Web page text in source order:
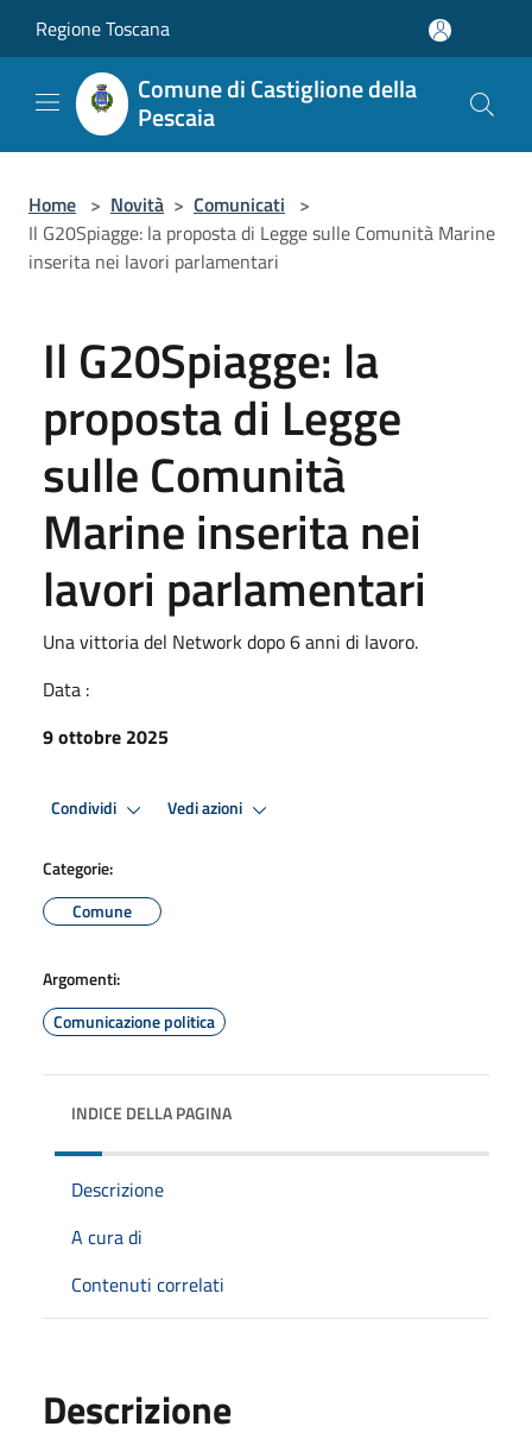
Regione Toscana
Comune di Castiglione della
Pescaia
Home > Novità > Comunicati >
Il G20Spiagge: la proposta di Legge sulle Comunità Marine
inserita nei lavori parlamentari
Il G20Spiagge: la
proposta di Legge
sulle Comunità
Marine inserita nei
lavori parlamentari
Una vittoria del Network dopo 6 anni di lavoro.
Data :
9 ottobre 2025
Condividi Vedi azioni
Categorie:
Comune
Argomenti:
Comunicazione politica
INDICE DELLA PAGINA
Descrizione
A cura di
Contenuti correlati
Descrizione